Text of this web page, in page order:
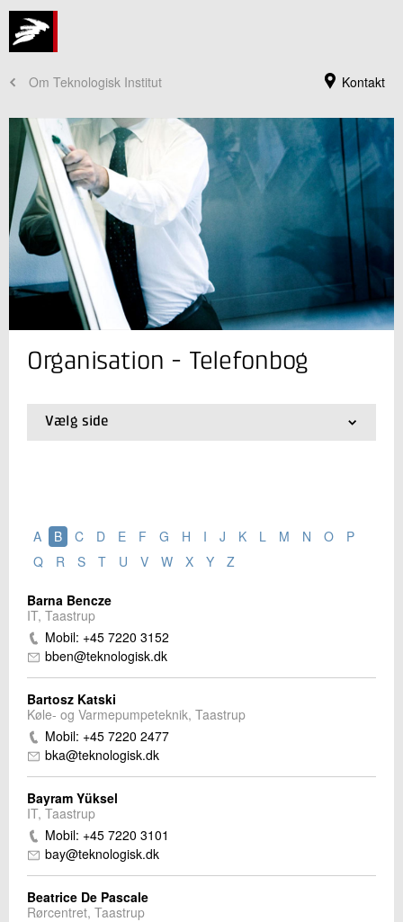
Kontakt
Om Teknologisk Institut
+45 72 20 20 00
Kontakt os
Organisation - Telefonbog
Vælg side
01.Ledelse
06. Stabsfunktioner
07.
Datterselskaber
09. Telefonbog
A B C D E F G H I J K L M N O
P
Q
R S T U V W X Y Z
Barna Bencze
IT, Taastrup
Mobil: +45 7220 3152
bben@teknologisk.dk
Bartosz Katski
Køle- og Varmepumpeteknik, Taastrup
Mobil: +45 7220 2477
bka@teknologisk.dk
Bayram Yüksel
IT, Taastrup
Mobil: +45 7220 3101
bay@teknologisk.dk
Beatrice De Pascale
Rørcentret, Taastrup